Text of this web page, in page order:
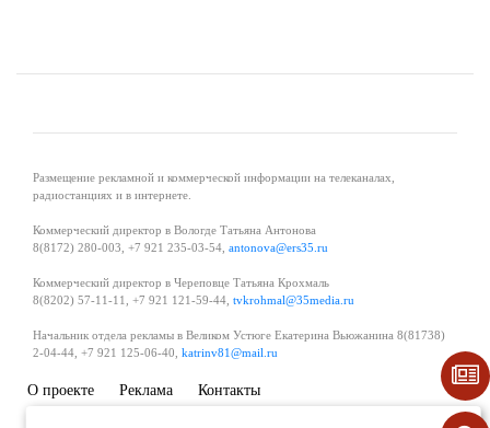
Размещение рекламной и коммерческой информации на телеканалах,
радиостанциях и в интернете.
Коммерческий директор в Вологде Татьяна Антонова
8(8172) 280-003, +7 921 235-03-54, antonova@ers35.ru
Коммерческий директор в Череповце Татьяна Крохмаль
8(8202) 57-11-11, +7 921 121-59-44, tvkrohmal@35media.ru
Начальник отдела рекламы в Великом Устюге Екатерина Вьюжанина 8(81738)
2-04-44, +7 921 125-06-40, katrinv81@mail.ru
О проекте Реклама
Контакты
Политика в области обработки и защиты персональных данных